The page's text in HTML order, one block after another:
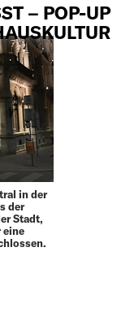
– POP-UP R
in der
der
Stadt,
eine